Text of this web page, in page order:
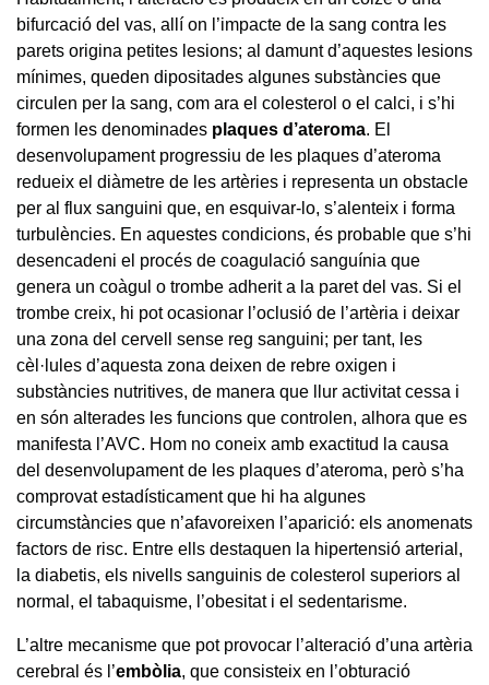
bifurcació del vas, allí on l’impacte de la sang contra les
parets origina petites lesions; al damunt d’aquestes lesions
mínimes, queden dipositades algunes substàncies que
circulen per la sang, com ara el colesterol o el calci, i s’hi
formen les denominades plaques d’ateroma. El
desenvolupament progressiu de les plaques d’ateroma
redueix el diàmetre de les artèries i representa un obstacle
per al flux sanguini que, en esquivar-lo, s’alenteix i forma
turbulències. En aquestes condicions, és probable que s’hi
desencadeni el procés de coagulació sanguínia que
genera un coàgul o trombe adherit a la paret del vas. Si el
trombe creix, hi pot ocasionar l’oclusió de l’artèria i deixar
una zona del cervell sense reg sanguini; per tant, les
cèl·lules d’aquesta zona deixen de rebre oxigen i
substàncies nutritives, de manera que llur activitat cessa i
en són alterades les funcions que controlen, alhora que es
manifesta l’AVC. Hom no coneix amb exactitud la causa
del desenvolupament de les plaques d’ateroma, però s’ha
comprovat estadísticament que hi ha algunes
circumstàncies que n’afavoreixen l’aparició: els anomenats
factors de risc. Entre ells destaquen la hipertensió arterial,
la diabetis, els nivells sanguinis de colesterol superiors al
normal, el tabaquisme, l’obesitat i el sedentarisme.
L’altre mecanisme que pot provocar l’alteració d’una artèria
cerebral és l’embòlia, que consisteix en l’obturació